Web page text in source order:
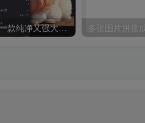
爱奇艺看图，一款纯净又强大的看图工具 多张图片拼接